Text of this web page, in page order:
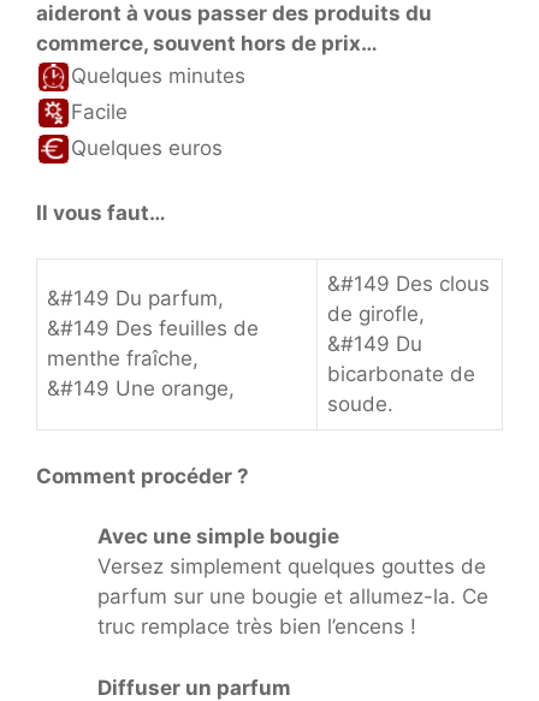
aideront à vous passer des produits du
commerce, souvent hors de prix…
Quelques minutes
Facile
Quelques euros
Il vous faut…
&#149 Du parfum,
&#149 Des feuilles de
menthe fraîche,
&#149 Une orange,
&#149 Des clous
de girofle,
&#149 Du
bicarbonate de
soude.
Comment procéder ?
Avec une simple bougie
Versez simplement quelques gouttes de
parfum sur une bougie et allumez-la. Ce
truc remplace très bien l’encens !
Diffuser un parfum